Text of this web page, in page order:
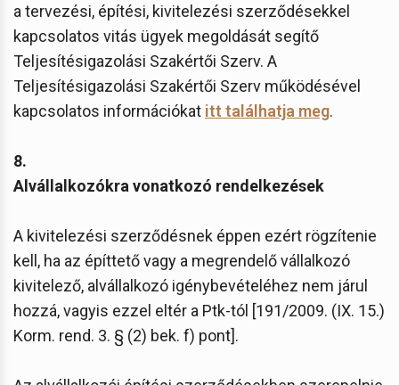
a tervezési, építési, kivitelezési szerződésekkel
kapcsolatos vitás ügyek megoldását segítő
Teljesítésigazolási Szakértői Szerv. A
Teljesítésigazolási Szakértői Szerv működésével
kapcsolatos információkat itt találhatja meg.
8.
Alvállalkozókra vonatkozó rendelkezések
A kivitelezési szerződésnek éppen ezért rögzítenie
kell, ha az építtető vagy a megrendelő vállalkozó
kivitelező, alvállalkozó igénybevételéhez nem járul
hozzá, vagyis ezzel eltér a Ptk-tól [191/2009. (IX. 15.)
Korm. rend. 3. § (2) bek. f) pont].